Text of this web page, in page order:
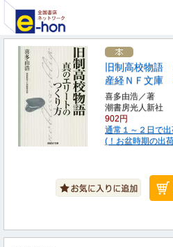
旧制高校物語
産経ＮＦ文庫
喜多由浩／著
潮書房光人新社
902円
通常１～２日で
(！お盆時期の出